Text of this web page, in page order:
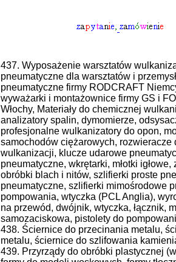
437. Wyposażenie warsztatów
pneumatyczne dla warsztatów i
pneumatyczne firmy RODCRAFT
wyważarki i montażownice firmy GS i
Włochy, Materiały do chemicznej
analizatory spalin, dymomierze,
profesjonalne wulkanizatory do opon,
samochodów ciężarowych,
wulkanizacji, klucze udarowe
pneumatyczne, wkrętarki, młotki
obróbki blach i nitów, szlifierki proste
pneumatyczne, szlifierki mimośrodowe
pompowania, wtyczka (PCL Anglia),
na przewód, dwójnik, wtyczka, łącznik,
samozaciskowa, pistolety do
438. Ściernice do przecinania metalu,
metalu, ściernice do szlifowania
439. Przyrządy do obróbki plastycznej